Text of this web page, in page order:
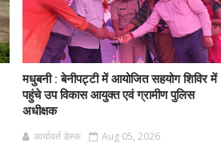
मधुबनी : बेनीपट्टी में आयोजित सहयोग शिविर में
पहुंचे उप विकास आयुक्त एवं ग्रामीण पुलिस
अधीक्षक
आर्यावर्त डेस्क Aug 05, 2026